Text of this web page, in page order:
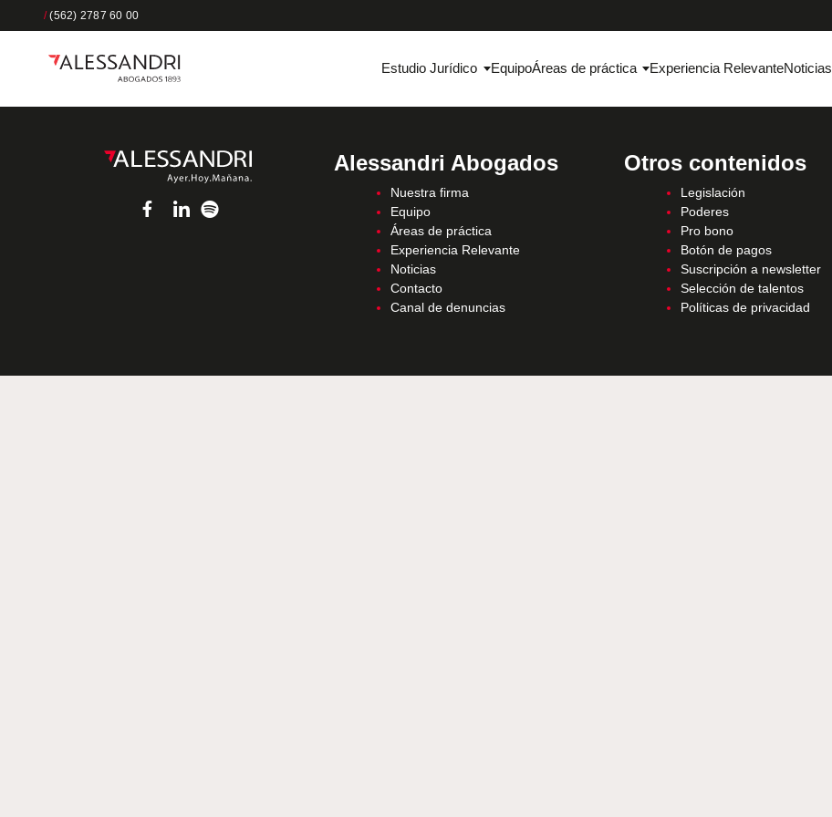
/(562) 2787 60 00
Estudio Jurídico EquipoÁreas de práctica Experiencia RelevanteNoticias
Alessandri Abogados
Nuestra firma
Equipo
Áreas de práctica
Experiencia Relevante
Noticias
Contacto
Canal de denuncias
Otros contenidos
Legislación
Poderes
Pro bono
Botón de pagos
Suscripción a newsletter
Selección de talentos
Políticas de privacidad